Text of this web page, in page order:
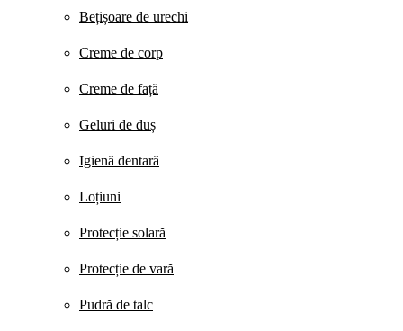
Bețișoare de urechi
Creme de corp
Creme de față
Geluri de duș
Igienă dentară
Loțiuni
Protecție solară
Protecție de vară
Pudră de talc